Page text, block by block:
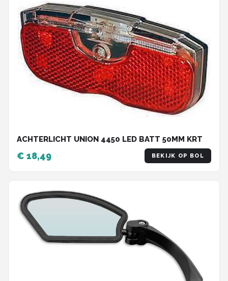
ACHTERLICHT UNION 4450 LED BATT 50MM KRT
€ 18,49 BEKIJK OP BOL